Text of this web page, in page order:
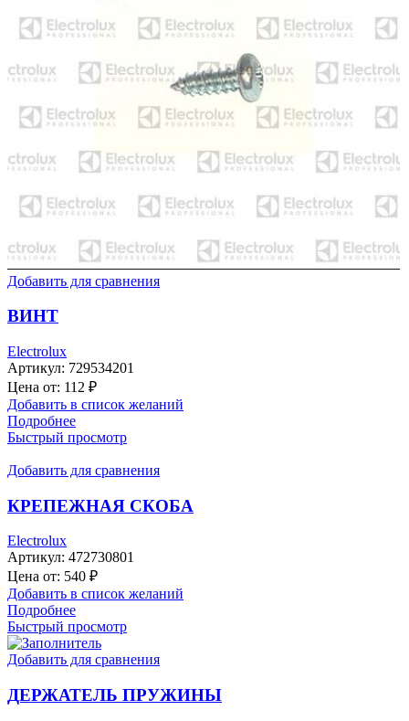
Добавить для сравнения
ВИНТ
Electrolux
Артикул: 729534201
Цена от: 112 ₽
Добавить в список желаний
Подробнее
Быстрый просмотр
Добавить для сравнения
КРЕПЕЖНАЯ СКОБА
Electrolux
Артикул: 472730801
Цена от: 540 ₽
Добавить в список желаний
Подробнее
Быстрый просмотр
Добавить для сравнения
ДЕРЖАТЕЛЬ ПРУЖИНЫ